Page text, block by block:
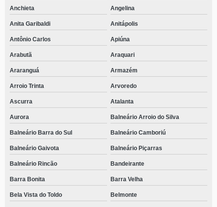
Anchieta Angelina
Anita Garibaldi Anitápolis
Antônio Carlos Apiúna
Arabutã Araquari
Araranguá Armazém
Arroio Trinta Arvoredo
Ascurra Atalanta
Aurora Balneário Arroio do Silva
Balneário Barra do Sul Balneário Camboriú
Balneário Gaivota Balneário Piçarras
Balneário Rincão Bandeirante
Barra Bonita Barra Velha
Bela Vista do Toldo Belmonte